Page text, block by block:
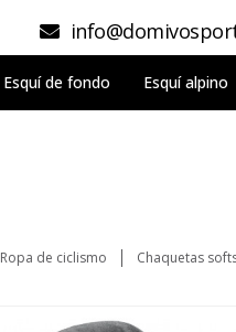
Esquí de fondo Esquí alpino
Ropa de ciclismo Chaquetas